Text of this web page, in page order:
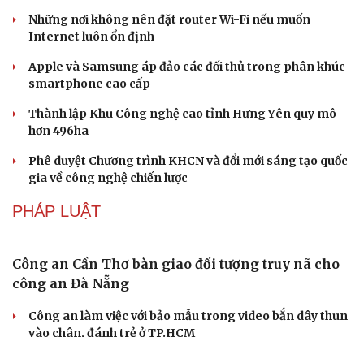
Hội chợ Du lịch quốc tế TP.HCM 2026 có quy mô
lớn nhất từ trước đến nay
Bảo tàng Tưởng niệm Hòa bình tại Nhật Bản đón lượng
khách kỷ lục
Du lịch biển Việt Nam: Muốn bứt phá phải vượt khỏi lợi
thế tự nhiên
Khách quốc tế đến Việt Nam 7 tháng 2026: Những con
số nổi bật
Nhặt bỏ 'hạt sạn' để làng biển Đắk Lắk giữ chân du
CÔNG NGHỆ
ChatGPT miễn phí được “cởi trói”, OpenAI thêm